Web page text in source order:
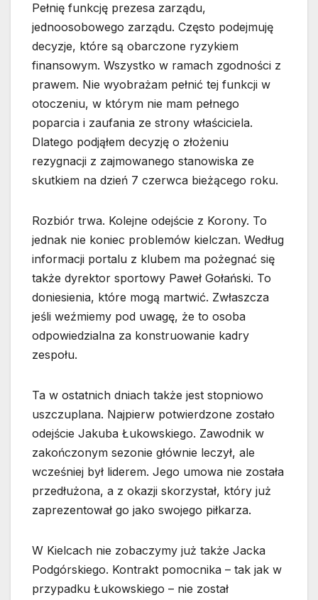
Pełnię funkcję prezesa zarządu,
jednoosobowego zarządu. Często podejmuję
decyzje, które są obarczone ryzykiem
finansowym. Wszystko w ramach zgodności z
prawem. Nie wyobrażam pełnić tej funkcji w
otoczeniu, w którym nie mam pełnego
poparcia i zaufania ze strony właściciela.
Dlatego podjąłem decyzję o złożeniu
rezygnacji z zajmowanego stanowiska ze
skutkiem na dzień 7 czerwca bieżącego roku.
Rozbiór trwa. Kolejne odejście z Korony. To
jednak nie koniec problemów kielczan. Według
informacji portalu z klubem ma pożegnać się
także dyrektor sportowy Paweł Gołański. To
doniesienia, które mogą martwić. Zwłaszcza
jeśli weźmiemy pod uwagę, że to osoba
odpowiedzialna za konstruowanie kadry
zespołu.
Ta w ostatnich dniach także jest stopniowo
uszczuplana. Najpierw potwierdzone zostało
odejście Jakuba Łukowskiego. Zawodnik w
zakończonym sezonie głównie leczył, ale
wcześniej był liderem. Jego umowa nie została
przedłużona, a z okazji skorzystał, który już
zaprezentował go jako swojego piłkarza.
W Kielcach nie zobaczymy już także Jacka
Podgórskiego. Kontrakt pomocnika – tak jak w
przypadku Łukowskiego – nie został